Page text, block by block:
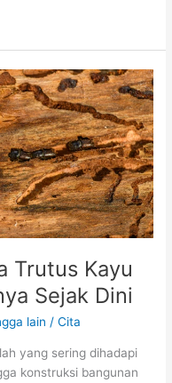
Trutus Kayu
Sejak Dini
lain /Cita
yang sering dihadapi
konstruksi bangunan